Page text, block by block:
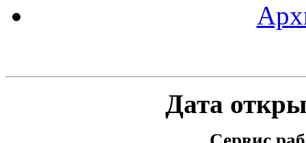
Дата